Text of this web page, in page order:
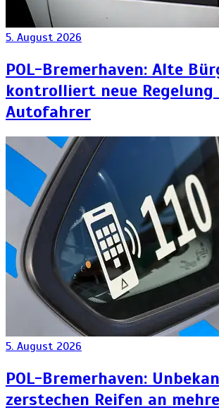
5. August 2026
POL-Bremerhaven: Alte
kontrolliert neue
Autofahrer
5. August 2026
POL-Bremerhaven:
zerstechen Reifen an